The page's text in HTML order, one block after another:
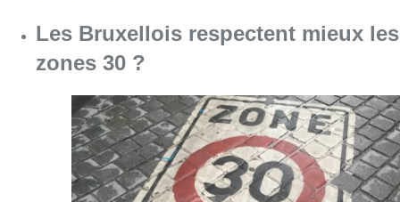
Les Bruxellois respectent mieux les
zones 30 ?